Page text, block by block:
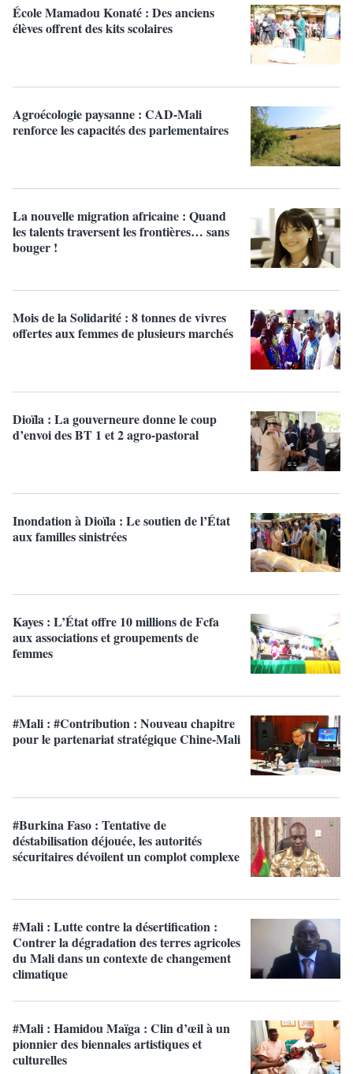
École Mamadou Konaté : Des anciens
élèves offrent des kits scolaires
Agroécologie paysanne : CAD-Mali
renforce les capacités des parlementaires
La nouvelle migration africaine : Quand
les talents traversent les frontières… sans
bouger !
Mois de la Solidarité : 8 tonnes de vivres
offertes aux femmes de plusieurs marchés
Dioïla : La gouverneure donne le coup
d’envoi des BT 1 et 2 agro-pastoral
Inondation à Dioïla : Le soutien de l’État
aux familles sinistrées
Kayes : L’État offre 10 millions de Fcfa
aux associations et groupements de
femmes
#Mali : #Contribution : Nouveau chapitre
pour le partenariat stratégique Chine-Mali
#Burkina Faso : Tentative de
déstabilisation déjouée, les autorités
sécuritaires dévoilent un complot complexe
#Mali : Lutte contre la désertification :
Contrer la dégradation des terres agricoles
du Mali dans un contexte de changement
climatique
#Mali : Hamidou Maïga : Clin d’œil à un
pionnier des biennales artistiques et
culturelles